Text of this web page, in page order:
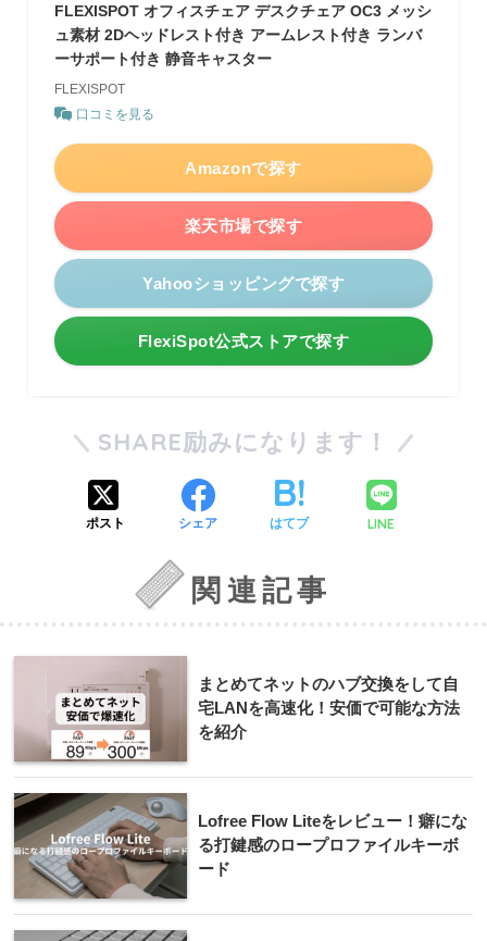
FLEXISPOT オフィスチェア デスクチェア OC3 メッシ
ュ素材 2Dヘッドレスト付き アームレスト付き ランバ
ーサポート付き 静音キャスター
FLEXISPOT
口コミを見る
Amazonで探す
楽天市場で探す
Yahooショッピングで探す
FlexiSpot公式ストアで探す
SHARE励みになります！
ポスト シェア はてブ LINE
関連記事
まとめてネットのハブ交換をして自
宅LANを高速化！安価で可能な方法
を紹介
Lofree Flow Liteをレビュー！癖にな
る打鍵感のロープロファイルキーボ
ード